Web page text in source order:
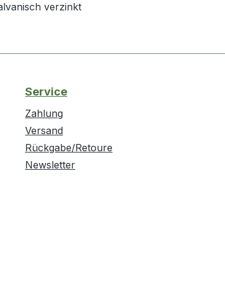
verzinkt
Service
Zahlung
Versand
Rückgabe/Retoure
Newsletter